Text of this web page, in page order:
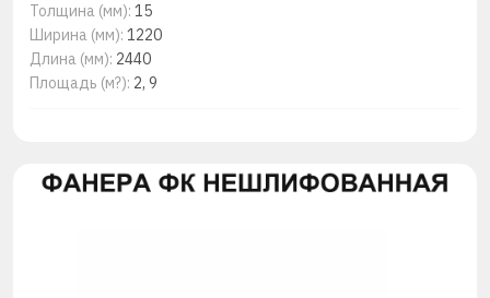
Толщина (мм): 15
Ширина (мм): 1220
Длина (мм): 2440
Площадь (м?): 2, 9